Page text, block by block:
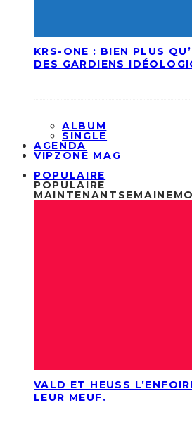
KRS-ONE : BIEN PLUS
DES GARDIENS
ALBUM
SINGLE
AGENDA
VIPZONE MAG
POPULAIRE
POPULAIRE
MAINTENANT SEMAINE
VALD ET HEUSS
LEUR MEUF.